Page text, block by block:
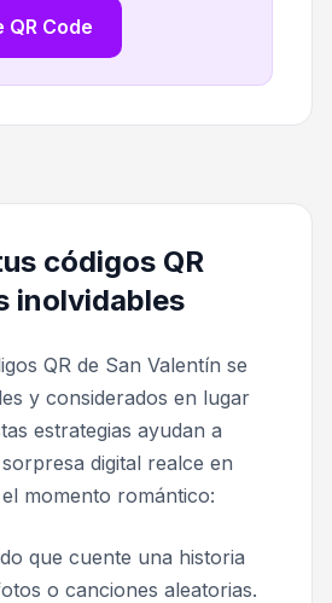
QR Code
códigos QR
inolvidables
QR de San Valentín se
y considerados en lugar
estrategias ayudan a
digital realce en
momento romántico:
que cuente una historia
o canciones aleatorias.